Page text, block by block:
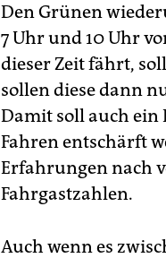
Den Grünen
7 Uhr und 10 Uhr
dieser Zeit fährt,
sollen diese dann
Damit soll auch
Fahren entschärft
Erfahrungen nach
Fahrgastzahlen.
Auch wenn es